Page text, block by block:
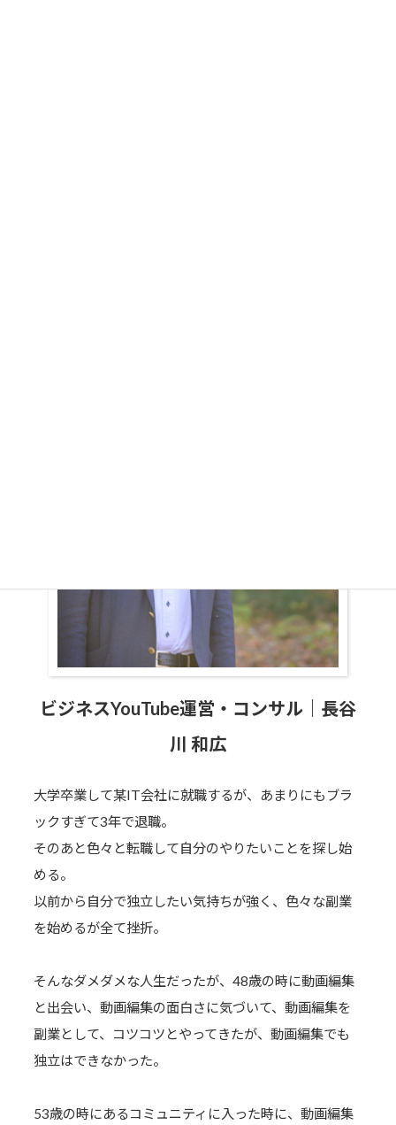
ビジネスYouTube運営・コンサル｜長谷
川 和広
大学卒業して某IT会社に就職するが、あまりにもブラ
ックすぎて3年で退職。
そのあと色々と転職して自分のやりたいことを探し始
める。
以前から自分で独立したい気持ちが強く、色々な副業
を始めるが全て挫折。
そんなダメダメな人生だったが、48歳の時に動画編集
と出会い、動画編集の面白さに気づいて、動画編集を
副業として、コツコツとやってきたが、動画編集でも
独立はできなかった。
53歳の時にあるコミュニティに入った時に、動画編集